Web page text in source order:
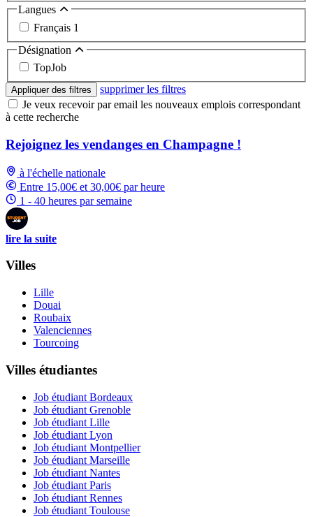
Langues
Français 1
Désignation
TopJob
Appliquer des filtres
supprimer les filtres
Je veux recevoir par email les nouveaux emplois correspondant
à cette recherche
Rejoignez les vendanges en Champagne !
à l'échelle nationale
Entre 15,00€ et 30,00€ par heure
1 - 40 heures par semaine
lire la suite
Villes
Lille
Douai
Roubaix
Valenciennes
Tourcoing
Villes étudiantes
Job étudiant Bordeaux
Job étudiant Grenoble
Job étudiant Lille
Job étudiant Lyon
Job étudiant Montpellier
Job étudiant Marseille
Job étudiant Nantes
Job étudiant Paris
Job étudiant Rennes
Job étudiant Toulouse